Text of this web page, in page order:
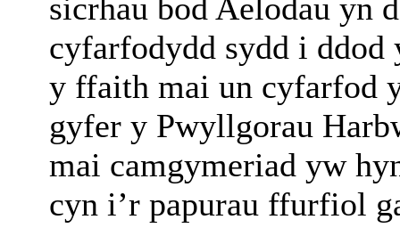
sicrhau bod Aelodau yn
cyfarfodydd sydd i
y ffaith mai un cyfarfod
gyfer y Pwyllgorau
mai camgymeriad yw
cyn i’r papurau ffurfiol